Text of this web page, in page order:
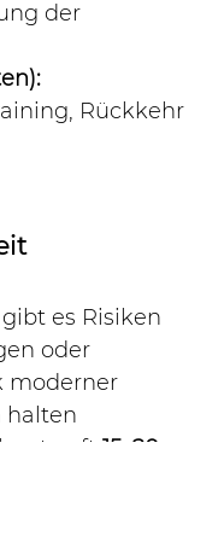
der
Rückkehr
es Risiken
oder
moderner
halten
oft 15–20